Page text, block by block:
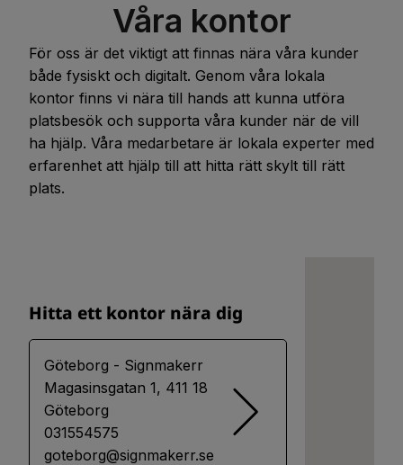
Våra kontor
För oss är det viktigt att finnas nära våra kunder
både fysiskt och digitalt. Genom våra lokala
kontor finns vi nära till hands att kunna utföra
platsbesök och supporta våra kunder när de vill
ha hjälp. Våra medarbetare är lokala experter med
erfarenhet att hjälp till att hitta rätt skylt till rätt
plats.
Hitta ett kontor nära dig
Göteborg - Signmakerr
Magasinsgatan 1, 411 18
Göteborg
031554575
goteborg@signmakerr.se